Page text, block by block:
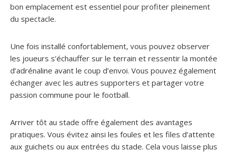
bon emplacement est essentiel pour profiter pleinement
du spectacle.
Une fois installé confortablement, vous pouvez observer
les joueurs s’échauffer sur le terrain et ressentir la montée
d’adrénaline avant le coup d’envoi. Vous pouvez également
échanger avec les autres supporters et partager votre
passion commune pour le football.
Arriver tôt au stade offre également des avantages
pratiques. Vous évitez ainsi les foules et les files d’attente
aux guichets ou aux entrées du stade. Cela vous laisse plus